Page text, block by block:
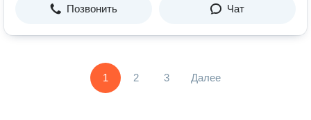
Позвонить Чат
1 2 3 Далее